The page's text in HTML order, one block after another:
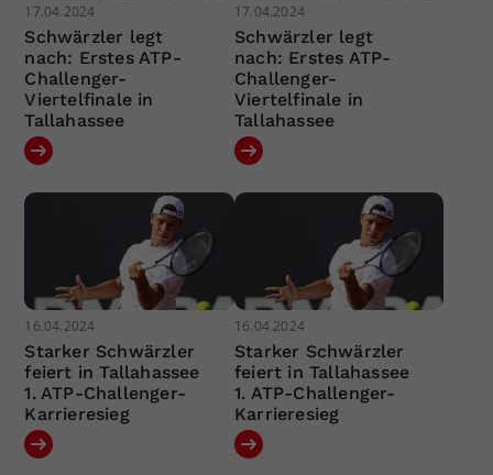
17.04.2024
Schwärzler legt
nach: Erstes ATP-
Challenger-
Viertelfinale in
Tallahassee
17.04.2024
Schwärzler legt
nach: Erstes ATP-
Challenger-
Viertelfinale in
Tallahassee
16.04.2024
Starker Schwärzler
feiert in Tallahassee
1. ATP-Challenger-
Karrieresieg
16.04.2024
Starker Schwärzler
feiert in Tallahassee
1. ATP-Challenger-
Karrieresieg